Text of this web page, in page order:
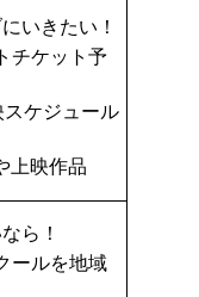
いきたい！
チケット予
ケジュール
上映作品
ら！
ールを地域